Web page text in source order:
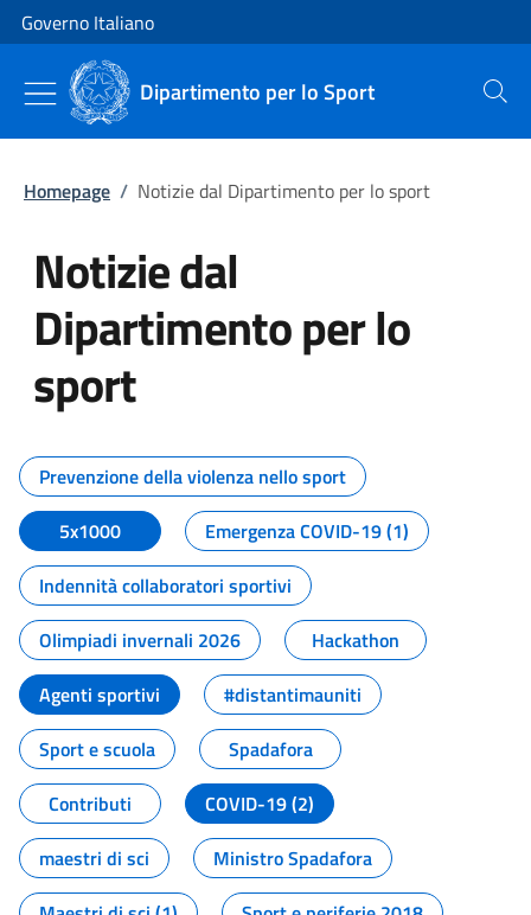
Vai al contenuto
Vai alla navigazione del sito
Governo Italiano
Dipartimento per lo Sport Cerca
Homepage / Notizie dal Dipartimento per lo sport
Notizie dal
Dipartimento per lo
sport
Tutti i contenuti della pagina
Prevenzione della violenza nello sport
5x1000
Emergenza COVID-19 (1)
Indennità collaboratori sportivi
Olimpiadi invernali 2026
Hackathon
Agenti sportivi
#distantimauniti
Sport e scuola
Spadafora
Contributi
COVID-19 (2)
maestri di sci
Ministro Spadafora